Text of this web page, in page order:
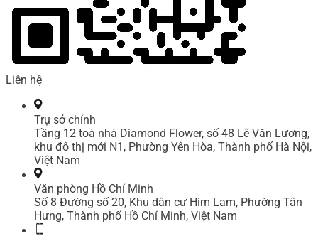
Liên hệ
Trụ sở chính
Tầng 12 toà nhà Diamond Flower, số 48 Lê Văn Lương,
khu đô thị mới N1, Phường Yên Hòa, Thành phố Hà Nội,
Việt Nam
Văn phòng Hồ Chí Minh
Số 8 Đường số 20, Khu dân cư Him Lam, Phường Tân
Hưng, Thành phố Hồ Chí Minh, Việt Nam